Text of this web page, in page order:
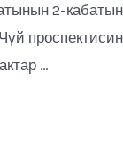
2-
…